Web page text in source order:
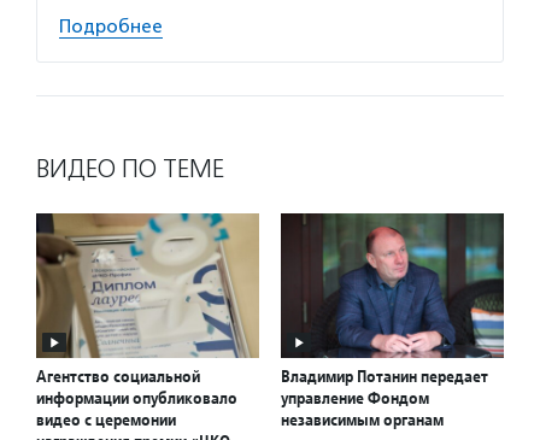
Подробнее
ВИДЕО ПО ТЕМЕ
Агентство социальной
информации опубликовало
видео с церемонии
Владимир Потанин передает
управление Фондом
независимым органам